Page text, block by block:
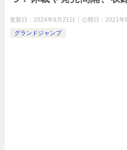
更新日： 2024年8月21日 公開日： 2021年
グランドジャンプ